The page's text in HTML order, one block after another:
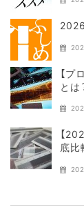
【
とは
【
底比